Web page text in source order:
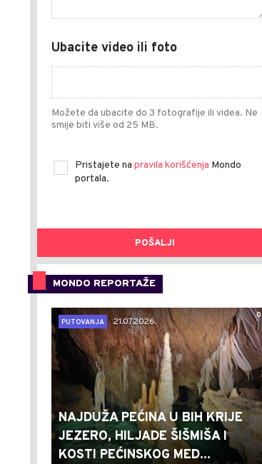
Ubacite video ili foto
Možete da ubacite do 3 fotografije ili videa. Ne
smije biti više od 25 MB.
Pristajete na pravila korišćenja Mondo
portala.
POŠALJI
MONDO REPORTAŽE
0
PUTOVANJA
21.07.2026.
NAJDUŽA PEĆINA U BIH KRIJE
JEZERO, HILJADE ŠIŠMIŠA I
KOSTI PEĆINSKOG MED...